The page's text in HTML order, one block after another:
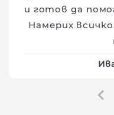
и готов да
Намерих